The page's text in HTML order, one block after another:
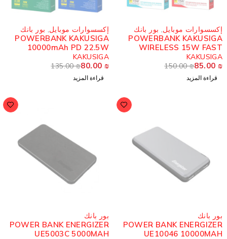
مُباع
إكسسوارات موبايل,بور بانك
POWERBANK KAKUSIGA
WIRELESS 15W FAST
10000 mAh USB-A, TYPE-C
KAKUSIGA
150.00₪85.00
قراءة المزيد
مُباع
إكسسوارات موبايل,بور بانك
POWERBANK KAKUSIGA
10000mAh PD 22.5W
FAST USB-A, TYPE-C
KAKUSIGA
135.00₪80.00
قراءة المزيد
بور بانك
POWER BANK ENERGIZER
UE10046 10000MAH
بور بانك
POWER BANK ENERGIZER
UE5003C 5000MAH